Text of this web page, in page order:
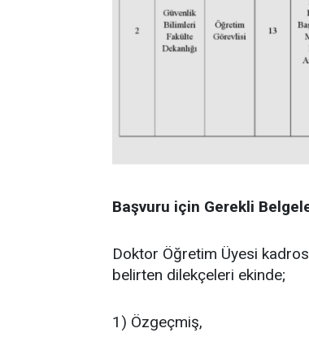
Başvuru için Gerekli
Doktor Öğretim Üyesi
belirten dilekçeleri ekinde;
1) Özgeçmiş,